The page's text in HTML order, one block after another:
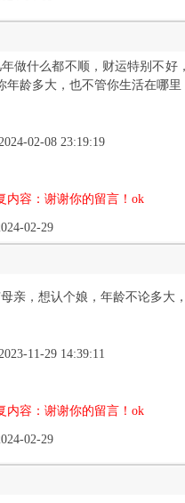
做什么都不顺，财运特别不
年龄多大，也不管你生活在哪
02-08 23:19:19
内容：谢谢你的留言！ok
02-29
亲，想认个娘，年龄不论多大
11-29 14:39:11
内容：谢谢你的留言！ok
02-29